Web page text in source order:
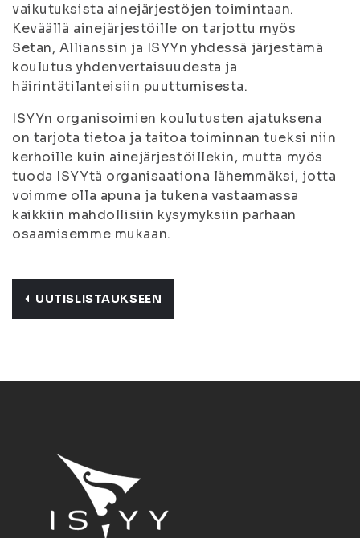
vaikutuksista ainejärjestöjen toimintaan.
Keväällä ainejärjestöille on tarjottu myös
Setan, Allianssin ja ISYYn yhdessä järjestämä
koulutus yhdenvertaisuudesta ja
häirintätilanteisiin puuttumisesta.
ISYYn organisoimien koulutusten ajatuksena
on tarjota tietoa ja taitoa toiminnan tueksi niin
kerhoille kuin ainejärjestöillekin, mutta myös
tuoda ISYYtä organisaationa lähemmäksi, jotta
voimme olla apuna ja tukena vastaamassa
kaikkiin mahdollisiin kysymyksiin parhaan
osaamisemme mukaan.
UUTISLISTAUKSEEN